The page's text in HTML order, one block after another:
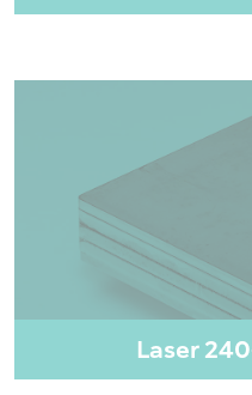
Laser